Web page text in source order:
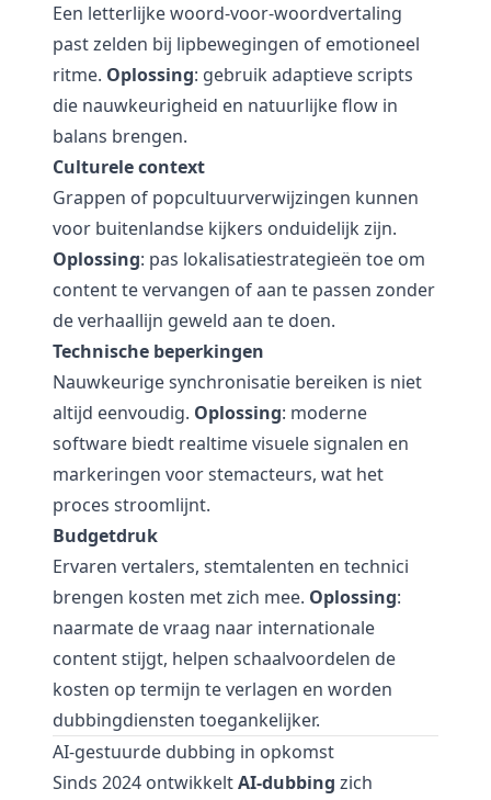
Een letterlijke woord-voor-woordvertaling
past zelden bij lipbewegingen of emotioneel
ritme. Oplossing: gebruik adaptieve scripts
die nauwkeurigheid en natuurlijke flow in
balans brengen.
Culturele context
Grappen of popcultuurverwijzingen kunnen
voor buitenlandse kijkers onduidelijk zijn.
Oplossing: pas lokalisatiestrategieën toe om
content te vervangen of aan te passen zonder
de verhaallijn geweld aan te doen.
Technische beperkingen
Nauwkeurige synchronisatie bereiken is niet
altijd eenvoudig. Oplossing: moderne
software biedt realtime visuele signalen en
markeringen voor stemacteurs, wat het
proces stroomlijnt.
Budgetdruk
Ervaren vertalers, stemtalenten en technici
brengen kosten met zich mee. Oplossing:
naarmate de vraag naar internationale
content stijgt, helpen schaalvoordelen de
kosten op termijn te verlagen en worden
dubbingdiensten toegankelijker.
AI-gestuurde dubbing in opkomst
Sinds 2024 ontwikkeltAI-dubbing zich